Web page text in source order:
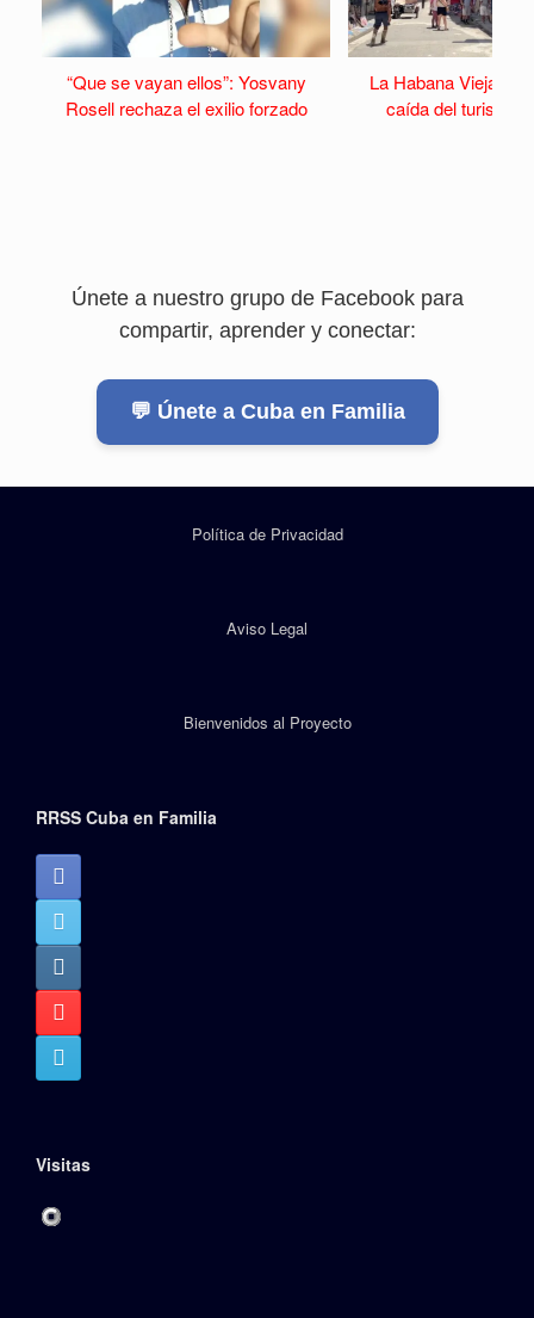
“Que se vayan ellos”: Yosvany
Rosell rechaza el exilio forzado
La Habana Vieja se
caída del turismo
Únete a nuestro grupo de Facebook para
compartir, aprender y conectar:
💬 Únete a Cuba en Familia
Política de Privacidad
Aviso Legal
Bienvenidos al Proyecto
RRSS Cuba en Familia
Visitas